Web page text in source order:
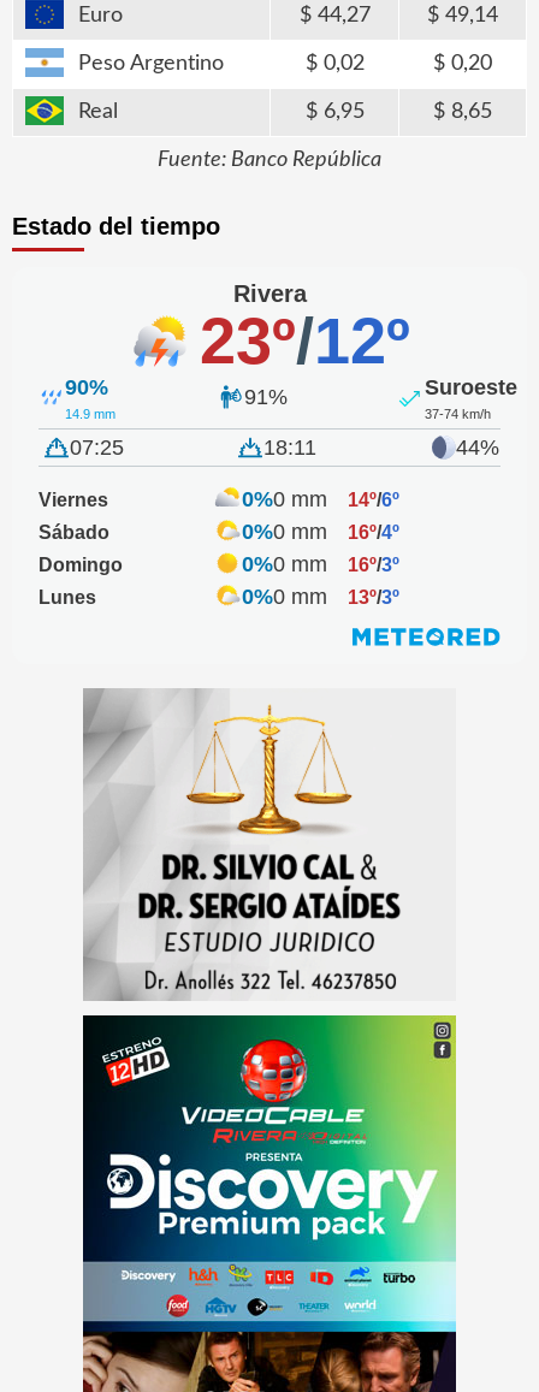
Euro 44,27 49,14
Peso Argentino 0,02 0,20
Real 6,95 8,65
Fuente: Banco República
Estado del tiempo
Rivera
23º/12º
90%
14.9 mm
91% Suroeste
37-74 km/h
07:25 18:11 44%
Viernes 0%0 mm 14º/6º
Sábado
0%0 mm 16º/4º
Domingo
0%0 mm 16º/3º
Lunes
0%0 mm 13º/3º